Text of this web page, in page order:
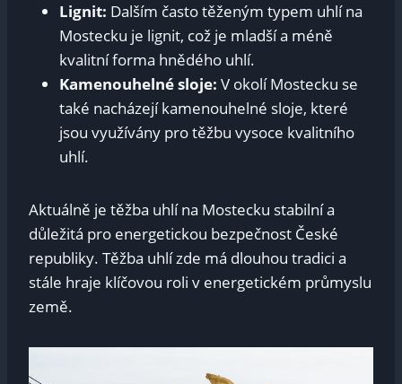
Lignit: Dalším ⁣často těženým typem uhlí na
Mostecku je lignit, což je mladší a méně
‌kvalitní forma hnědého uhlí.
Kamenouhelné sloje: V okolí ⁢Mostecku‌ se
také nacházejí kamenouhelné sloje, které
‍jsou využívány pro ​těžbu vysoce ⁤kvalitního
uhlí.
Aktuálně je těžba⁢ uhlí na Mostecku stabilní a
důležitá pro energetickou ⁤bezpečnost České
republiky. Těžba uhlí‍ zde má dlouhou⁤ tradici a
stále hraje klíčovou​ roli v energetickém průmyslu
země.